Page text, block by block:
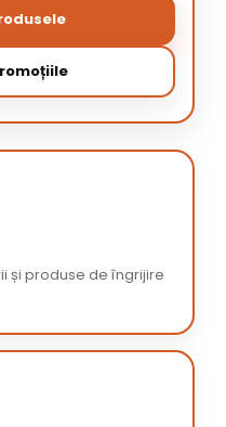
și produse de îngrijire